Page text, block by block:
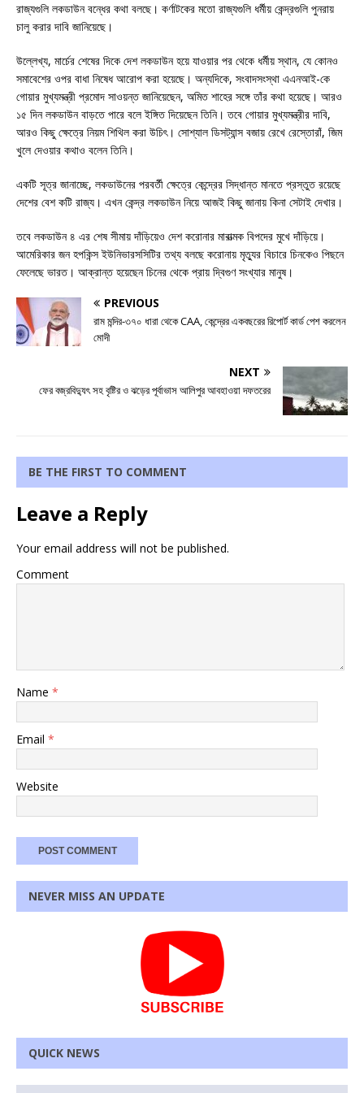
রাজ্যগুলি লকডাউন বন্ধের কথা বলছে। কর্ণাটকের মতো রাজ্যগুলি ধর্মীয় কেন্দ্রগুলি পুনরায়
চালু করার দাবি জানিয়েছে।
উল্লেখ্য, মার্চের শেষের দিকে দেশ লকডাউন হয়ে যাওয়ার পর থেকে ধর্মীয় স্থান, যে কোনও
সমাবেশের ওপর বাধা নিষেধ আরোপ করা হয়েছে। অন্যদিকে, সংবাদসংস্থা এএনআই-কে
গোয়ার মুখ্যমন্ত্রী প্রমোদ সাওয়ন্ত জানিয়েছেন, অমিত শাহের সঙ্গে তাঁর কথা হয়েছে। আরও
১৫ দিন লকডাউন বাড়তে পারে বলে ইঙ্গিত দিয়েছেন তিনি। তবে গোয়ার মুখ্যমন্ত্রীর দাবি,
আরও কিছু ক্ষেত্রে নিয়ম শিথিল করা উচিৎ। সোশ্যাল ডিসট্যান্স বজায় রেখে রেস্তোরাঁ, জিম
খুলে দেওয়ার কথাও বলেন তিনি।
একটি সূত্র জানাচ্ছে, লকডাউনের পরবর্তী ক্ষেত্রে কেন্দ্রের সিদ্ধান্ত মানতে প্রস্তুত রয়েছে
দেশের বেশ কটি রাজ্য। এখন কেন্দ্র লকডাউন নিয়ে আজই কিছু জানায় কিনা সেটাই দেখার।
তবে লকডাউন ৪ এর শেষ সীমায় দাঁড়িয়েও দেশ করোনার মারাত্মক বিপদের মুখে দাঁড়িয়ে।
আমেরিকার জন হপকিন্স ইউনিভারসসিটির তথ্য বলছে করোনায় মৃত্যুর বিচারে চিনকেও পিছনে
ফেলেছে ভারত। আক্রান্ত হয়েছেন চিনের থেকে প্রায় দ্বিগুণ সংখ্যার মানুষ।
PREVIOUS
রাম মন্দির-৩৭০ ধারা থেকে CAA, কেন্দ্রের একবছরের রিপোর্ট কার্ড পেশ করলেন
মোদী
NEXT
ফের বজ্রবিদ্যুৎ সহ বৃষ্টির ও ঝড়ের পূর্বাভাস আলিপুর আবহাওয়া দফতরের
BE THE FIRST TO COMMENT
Leave a Reply
Your email address will not be published.
Comment
Name *
Email *
Website
NEVER MISS AN UPDATE
QUICK NEWS